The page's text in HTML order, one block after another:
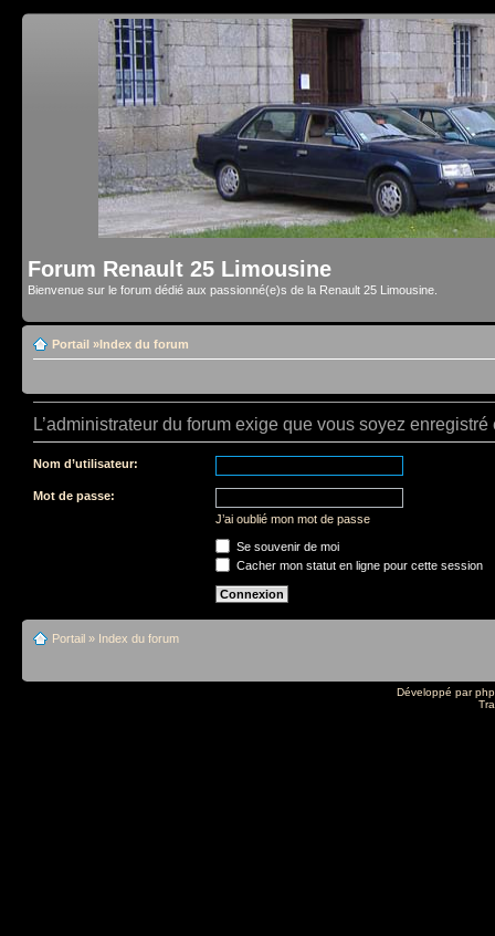
Forum Renault 25 Limousine
Bienvenue sur le forum dédié aux passionné(e)s de la Renault 25 Limousine.
Portail »Index du forum
L’administrateur du forum exige que vous soyez
Nom d’utilisateur:
Mot de passe:
J’ai oublié mon mot de passe
Se souvenir de moi
Cacher mon statut en ligne pour cette session
Portail » Index du forum
Développé par